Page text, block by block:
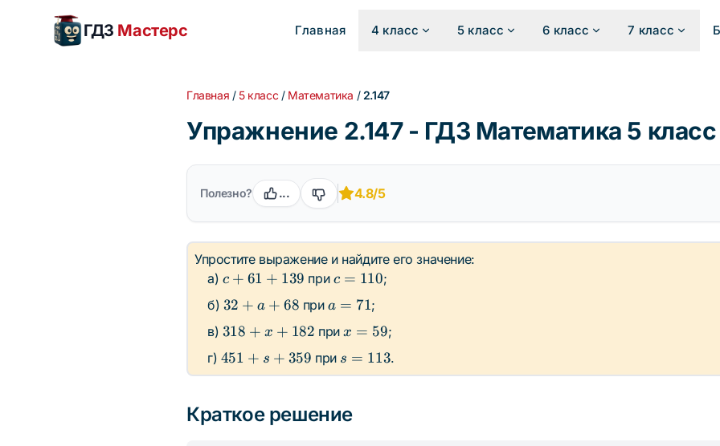
ГДЗ Мастерс Главная 4 класс 5 класс 6 класс 7 класс
Главная / 5 класс / Математика / 2.147
Упражнение 2.147 - ГДЗ Математика 5
Полезно? ... 4.8/5
Упростите выражение и найдите его значение:
а) c +
61
+
139
c + 61 + 139 при c =
c = 110;
б) 32
+
a
+
68
32 + a + 68 приa
71
a = 71;
в) 318
+ x
+
318 + x + 182 приx
59
x = 59;
г) 451
+ s
359
451 + s + 359 при s =
113
s = 113.
Краткое решение